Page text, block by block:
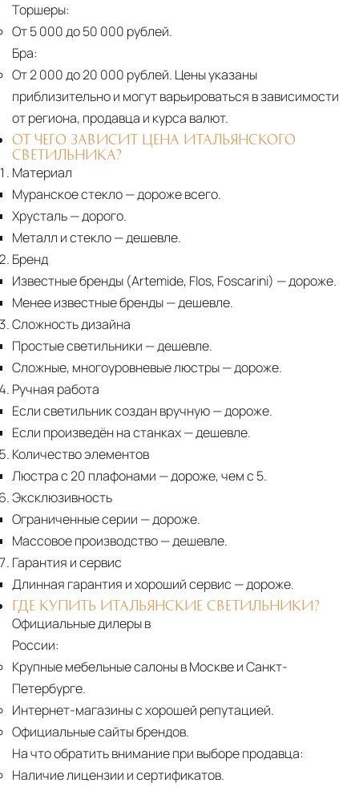
Торшеры:
От 5 000 до 50 000 рублей.
Бра:
От 2 000 до 20 000 рублей. Цены указаны
приблизительно и могут варьироваться в зависимости
от региона, продавца и курса валют.
ОТ ЧЕГО ЗАВИСИТ ЦЕНА ИТАЛЬЯНСКОГО
СВЕТИЛЬНИКА?
Материал
Муранское стекло— дороже всего.
Хрусталь— дорого.
Металл и стекло— дешевле.
Бренд
Известные бренды (Artemide, Flos, Foscarini) — дороже.
Менее известные бренды— дешевле.
Сложность дизайна
Простые светильники — дешевле.
Сложные, многоуровневые люстры— дороже.
Ручная работа
Если светильник создан вручную— дороже.
Если произведён на станках— дешевле.
Количество элементов
Люстра с 20 плафонами — дороже, чем с 5.
Эксклюзивность
Ограниченные серии — дороже.
Массовое производство— дешевле.
Гарантия и сервис
Длинная гарантия и хороший сервис — дороже.
ГДЕ КУПИТЬ ИТАЛЬЯНСКИЕ СВЕТИЛЬНИКИ?
Официальные дилеры в
России:
Крупные мебельные салоны в Москве и Санкт-
Петербурге.
Интернет-магазины с хорошей репутацией.
Официальные сайты брендов.
На что обратить внимание при выборе продавца:
Наличие лицензии и сертификатов.